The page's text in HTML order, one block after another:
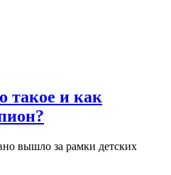
такое и как
вышло за рамки детских